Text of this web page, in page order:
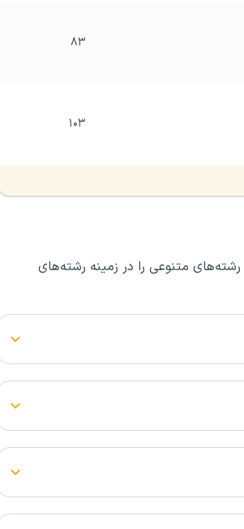
۸۳
۱۰۳
و دکتری رشته‌های متنوعی را در زمینه رشته‌های